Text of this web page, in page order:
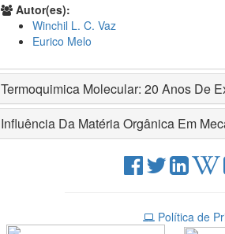
Autor(es):
Winchil L. C. Vaz
Eurico Melo
Termoquimica Molecular: 20 Anos De
Influência Da Matéria Orgânica Em
Política de